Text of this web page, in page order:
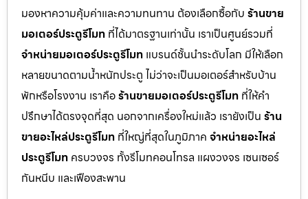
มองหาความคุ้มค่าและความทนทาน ต้องเลือกซื้อกับ ร้านขาย
มอเตอร์ประตูรีโมท ที่ได้มาตรฐานเท่านั้น เราเป็นศูนย์รวมที่
จำหน่ายมอเตอร์ประตูรีโมท แบรนด์ชั้นนำระดับโลก มีให้เลือก
หลายขนาดตามน้ำหนักประตู ไม่ว่าจะเป็นมอเตอร์สำหรับบ้าน
พักหรือโรงงาน เราคือร้านขายมอเตอร์ประตูรีโมท ที่ให้คำ
ปรึกษาได้ตรงจุดที่สุด นอกจากเครื่องใหม่แล้ว เรายังเป็น ร้าน
ขายอะไหล่ประตูรีโมท ที่ใหญ่ที่สุดในภูมิภาค จำหน่ายอะไหล่
ประตูรีโมท ครบวงจร ทั้งรีโมทคอนโทรล แผงวงจร เซนเซอร์
กันหนีบ และเฟืองสะพาน